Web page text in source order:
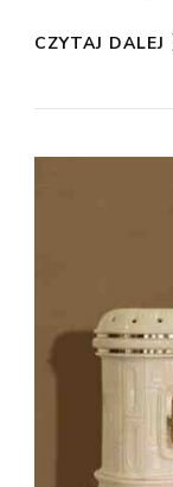
CZYTAJ DALEJ